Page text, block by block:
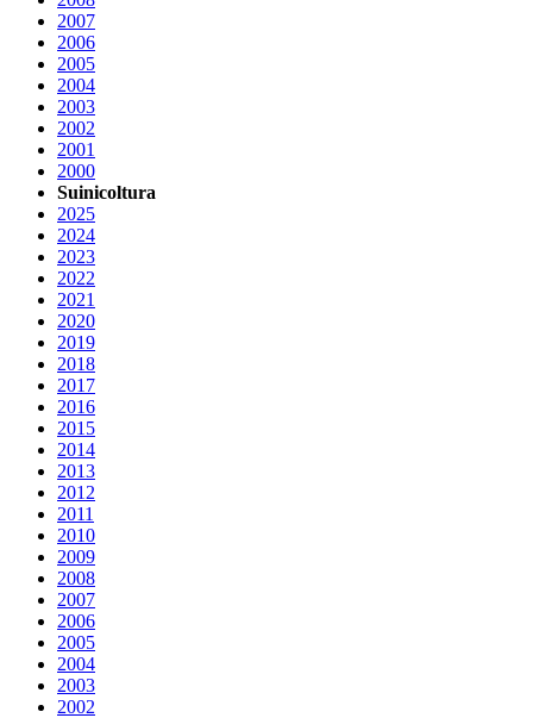
2007
2006
2005
2004
2003
2002
2001
2000
Suinicoltura
2025
2024
2023
2022
2021
2020
2019
2018
2017
2016
2015
2014
2013
2012
2011
2010
2009
2008
2007
2006
2005
2004
2003
2002